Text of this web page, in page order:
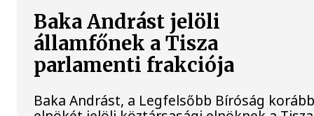
Baka Andrást jelöli
államfőnek a Tisza
parlamenti frakciója
Baka Andrást, a Legfelsőbb Bíróság